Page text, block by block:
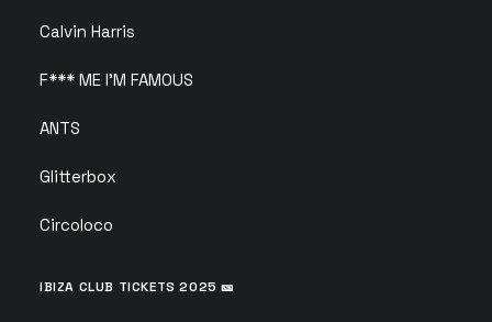
Calvin Harris
F*** ME I’M FAMOUS
ANTS
Glitterbox
Circoloco
IBIZA CLUB TICKETS 2025 🎫